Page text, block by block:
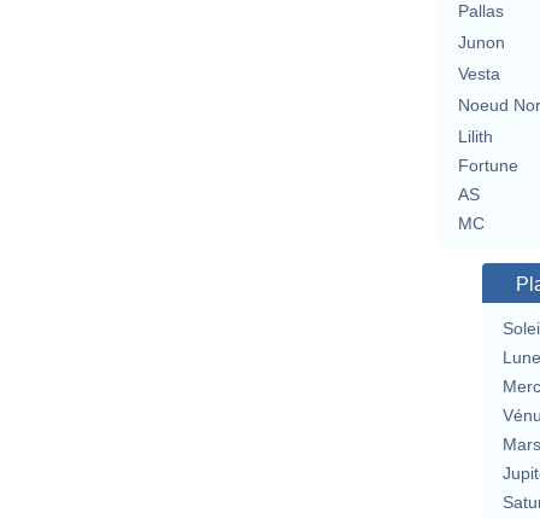
Pallas
Junon
Vesta
Noeud
Lilith
Fortune
AS
MC
Lune
Mars